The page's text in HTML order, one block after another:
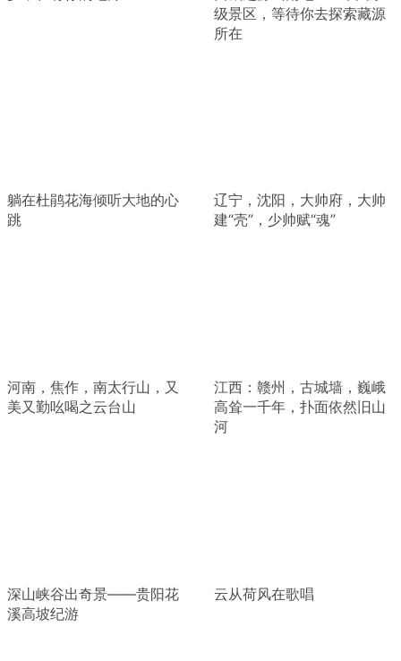
级景区，等待你去探索藏源
所在
躺在杜鹃花海倾听大地的心
跳
辽宁，沈阳，大帅府，大帅
建“壳”，少帅赋“魂”
河南，焦作，南太行山，又
美又勤吆喝之云台山
江西：赣州，古城墙，巍峨
高耸一千年，扑面依然旧山
河
深山峡谷出奇景——贵阳花
溪高坡纪游
云从荷风在歌唱